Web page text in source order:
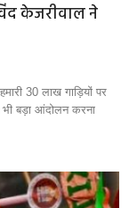
केजरीवाल ने
30 लाख गाड़ियों पर
बड़ा आंदोलन करना